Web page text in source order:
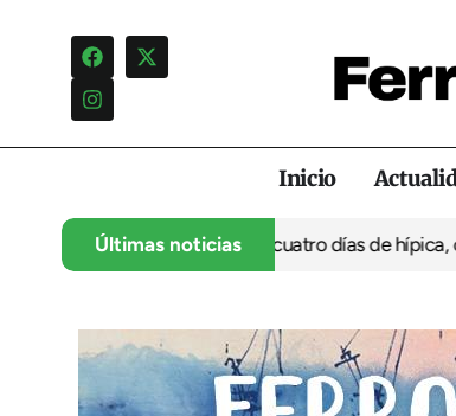
Inicio
Últimas noticias
35º aniversario con cuatro días de hípica, ocio